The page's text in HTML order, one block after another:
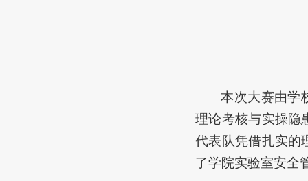
本次大赛由学
理论考核与实操隐
代表队凭借扎实的
了学院实验室安全